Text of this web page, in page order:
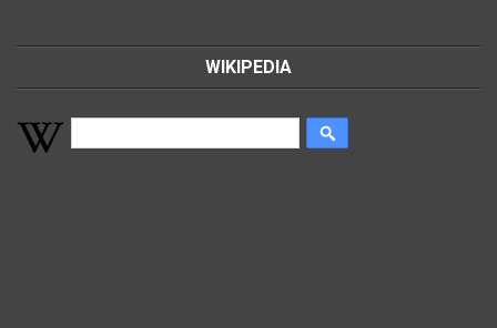
WIKIPEDIA